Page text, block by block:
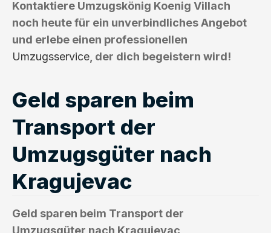
Kontaktiere Umzugskönig Koenig Villach
noch heute für ein unverbindliches Angebot
und erlebe einen professionellen
Umzugsservice , der dich begeistern wird!
Geld sparen beim
Transport der
Umzugsgüter nach
Kragujevac
Geld sparen beim Transport der
Umzugsgüter nach Kragujevac